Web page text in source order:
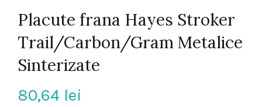
Placute frana Hayes Stroker
Trail/Carbon/Gram Metalice
Sinterizate
80,64 lei